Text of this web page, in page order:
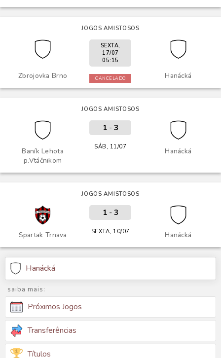
JOGOS AMISTOSOS
Zbrojovka Brno Hanácká
SEXTA,
17/07
05:15
CANCELADO
JOGOS AMISTOSOS
Baník Lehota
p.Vtáčnikom
Hanácká
1- 3
SÁB, 11/07
JOGOS AMISTOSOS
Spartak Trnava Hanácká
1- 3
SEXTA, 10/07
Hanácká
saiba mais:
Próximos Jogos
Transferências
Títulos